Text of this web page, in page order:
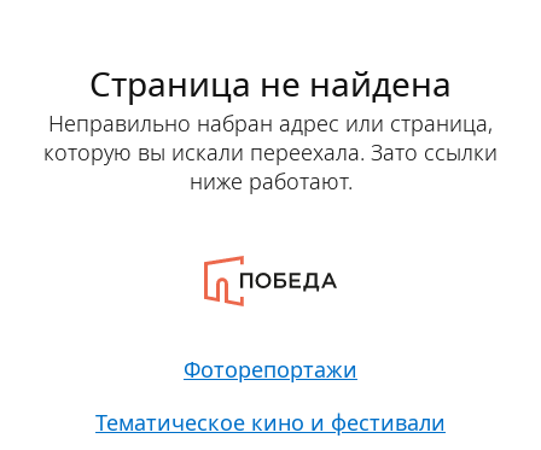
Страница не найдена
Неправильно набран адрес или страница,
которую вы искали переехала. Зато ссылки
ниже работают.
Фоторепортажи
Тематическое кино и фестивали